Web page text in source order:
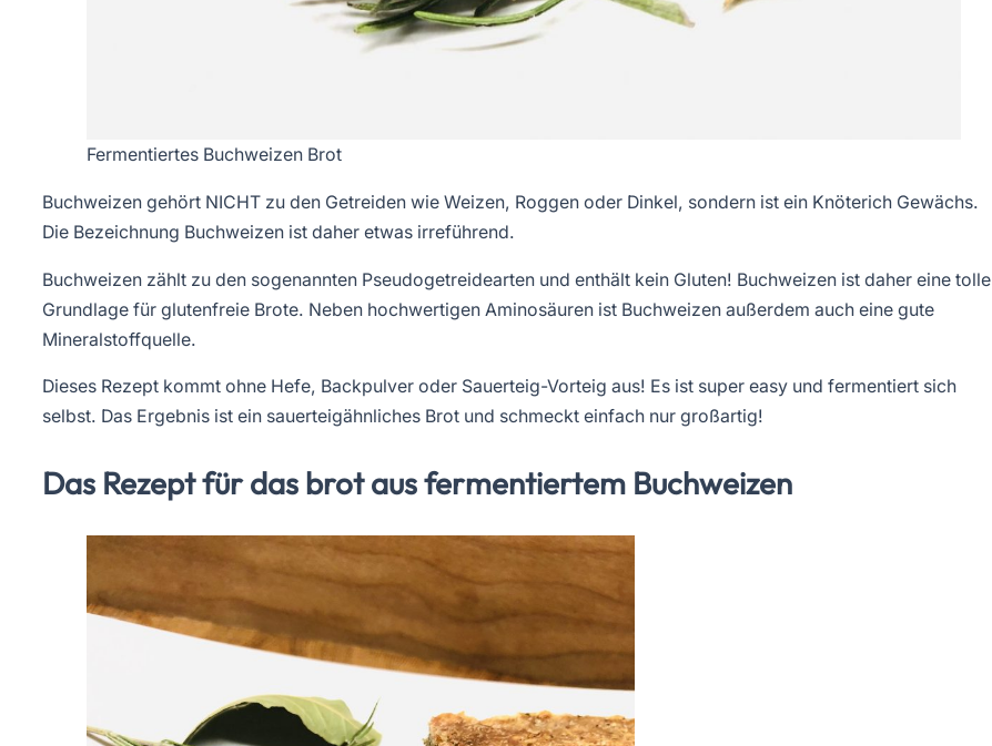
Fermentiertes Buchweizen Brot
Buchweizen gehört NICHT zu den Getreiden wie Weizen, Roggen oder Dinkel, sondern ist ein Knöterich Gewächs.
Die Bezeichnung Buchweizen ist daher etwas irreführend.
Buchweizen zählt zu den sogenannten Pseudogetreidearten und enthält kein Gluten! Buchweizen ist daher eine tolle
Grundlage für glutenfreie Brote. Neben hochwertigen Aminosäuren ist Buchweizen außerdem auch eine gute
Mineralstoffquelle.
Dieses Rezept kommt ohne Hefe, Backpulver oder Sauerteig-Vorteig aus! Es ist super easy und fermentiert sich
selbst. Das Ergebnis ist ein sauerteigähnliches Brot und schmeckt einfach nur großartig!
Das Rezept für das brot aus fermentiertem Buchweizen